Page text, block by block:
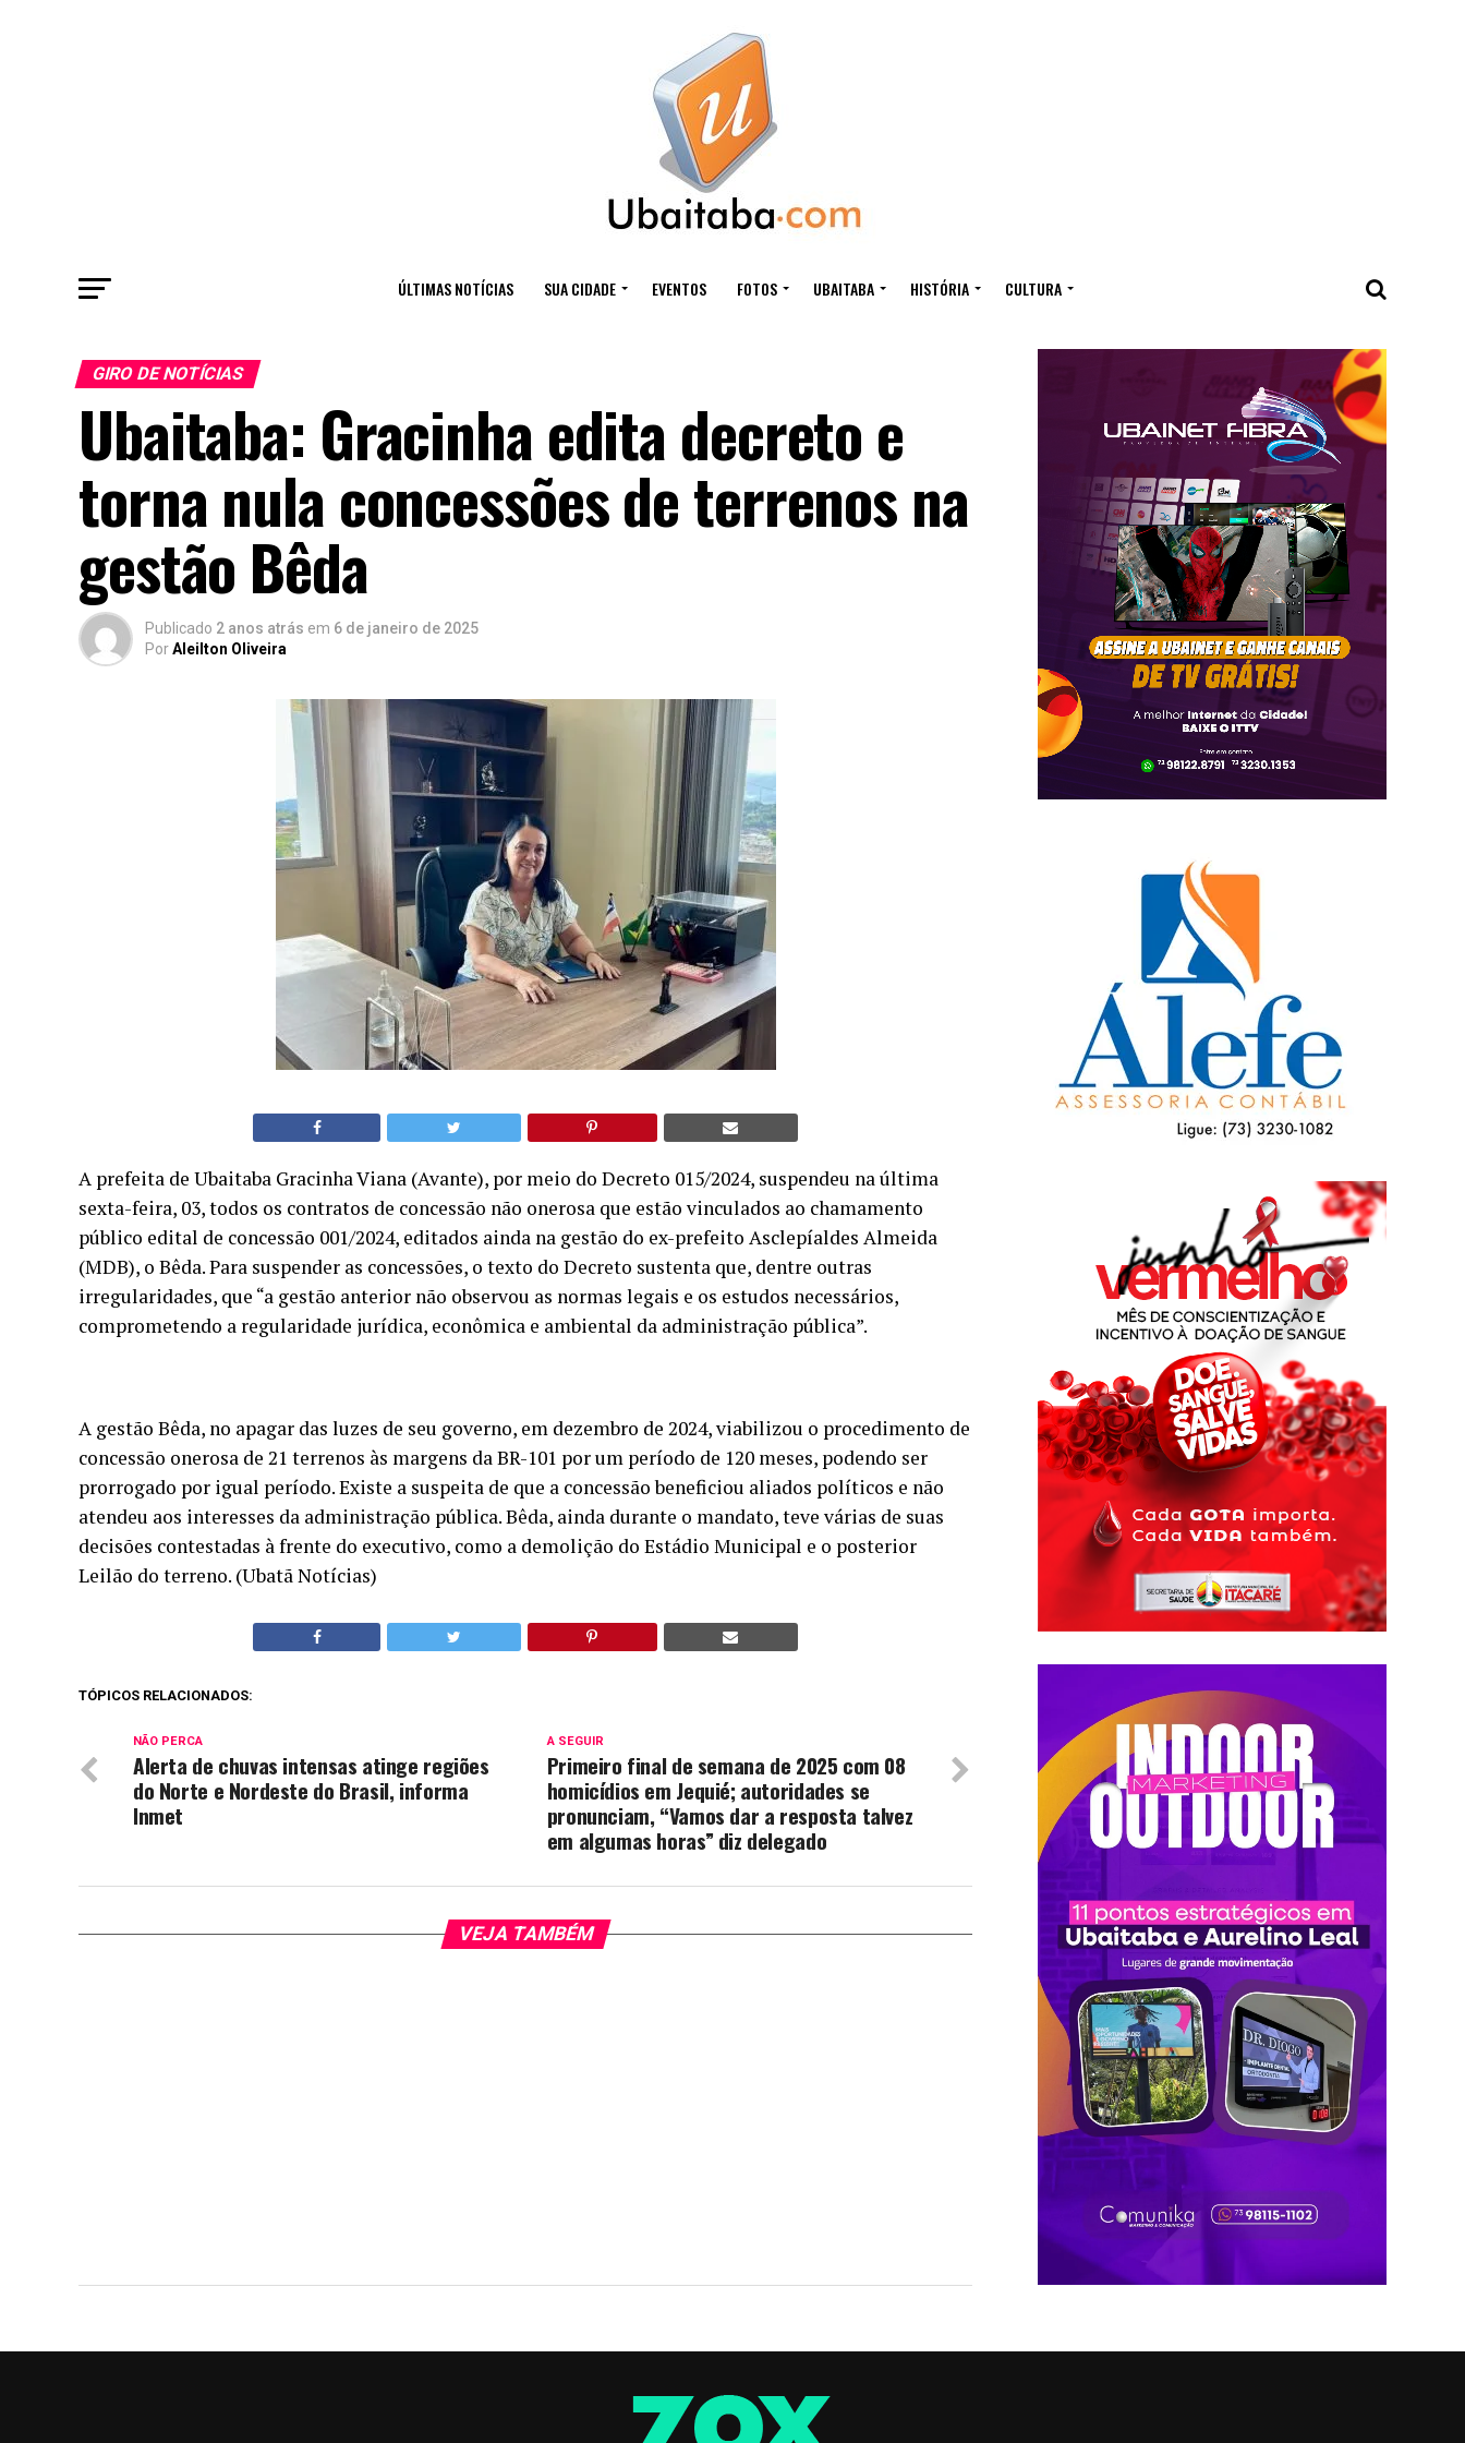
ÚLTIMAS NOTÍCIAS SUA CIDADE EVENTOS FOTOS UBAITABA HISTÓRIA CULTURA
GIRO DE NOTÍCIAS
Ubaitaba: Gracinha edita decreto e
torna nula concessões de terrenos na
gestão Bêda
Publicado 2 anos atrás em 6 de janeiro de 2025
PorAleilton Oliveira
A prefeita de Ubaitaba Gracinha Viana (Avante), por meio do Decreto 015/2024, suspendeu na última
sexta-feira, 03, todos os contratos de concessão não onerosa que estão vinculados ao chamamento
público edital de concessão 001/2024, editados ainda na gestão do ex-prefeito Asclepíaldes Almeida
(MDB), o Bêda. Para suspender as concessões, o texto do Decreto sustenta que, dentre outras
irregularidades, que “a gestão anterior não observou as normas legais e os estudos necessários,
comprometendo a regularidade jurídica, econômica e ambiental da administração pública”.
A gestão Bêda, no apagar das luzes de seu governo, em dezembro de 2024, viabilizou o procedimento de
concessão onerosa de 21 terrenos às margens da BR-101 por um período de 120 meses, podendo ser
prorrogado por igual período. Existe a suspeita de que a concessão beneficiou aliados políticos e não
atendeu aos interesses da administração pública. Bêda, ainda durante o mandato, teve várias de suas
decisões contestadas à frente do executivo, como a demolição do Estádio Municipal e o posterior
Leilão do terreno. (Ubatã Notícias)
TÓPICOS RELACIONADOS:
A SEGUIR
Primeiro final de semana de 2025 com 08
homicídios em Jequié; autoridades se
pronunciam, “Vamos dar a resposta talvez
em algumas horas” diz delegado
NÃO PERCA
Alerta de chuvas intensas atinge regiões
do Norte e Nordeste do Brasil, informa
Inmet
VEJA TAMBÉM